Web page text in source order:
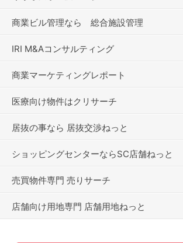
商業ビル管理なら 総合施設管理
IRI M&Aコンサルティング
商業マーケティングレポート
医療向け物件はクリサーチ
居抜の事なら 居抜交渉ねっと
ショッピングセンターならSC店舗ねっと
売買物件専門 売りサーチ
店舗向け用地専門 店舗用地ねっと